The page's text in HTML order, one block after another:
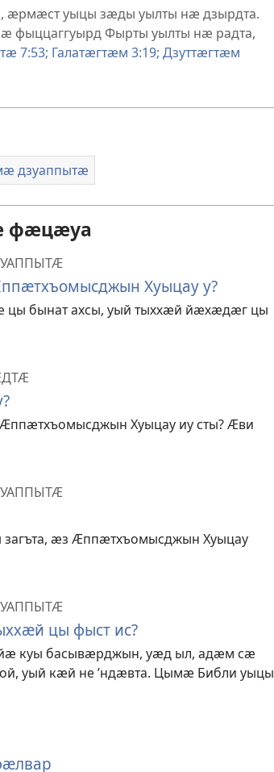
ӕрмӕст уыцы зӕды уылты нӕ дзырдта.
фыццаггуырд Фырты уылты нӕ радта,
7:53; Галатӕгтӕм 3:19; Дзуттӕгтӕм
дзуаппытӕ
фӕцӕуа
Хуыцау у?
бынат ахсы, уый тыххӕй йӕхӕдӕг цы
Хуыцау иу сты? Ӕви
ӕз Ӕппӕтхъомысджын Хуыцау
цы фыст ис?
куы басывӕрджын, уӕд ыл, адӕм сӕ
уый кӕй не ’ндӕвта. Цымӕ Библи уыцы